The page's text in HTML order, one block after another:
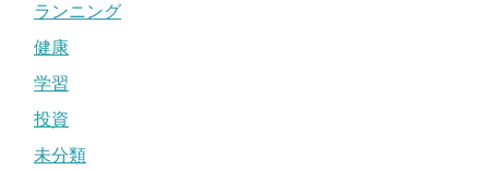
ランニング
健康
学習
投資
未分類